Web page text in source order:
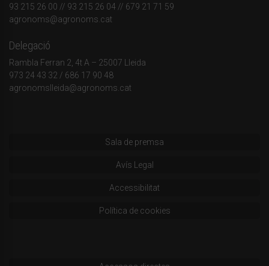
93 215 26 00 // 93 215 26 04 // 679 21 71 59
agronoms@agronoms.cat
Delegació
Rambla Ferran 2, 4t A – 25007 Lleida
973 24 43 32 / 686 17 90 48
agronomslleida@agronoms.cat
Sala de premsa
Avís Legal
Accessibilitat
Política de cookies